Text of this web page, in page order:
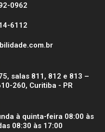
0962
6112
salas 811, 812 e 813 –
260, Curitiba - PR
à quinta-feira 08:00 às
08:30 às 17:00